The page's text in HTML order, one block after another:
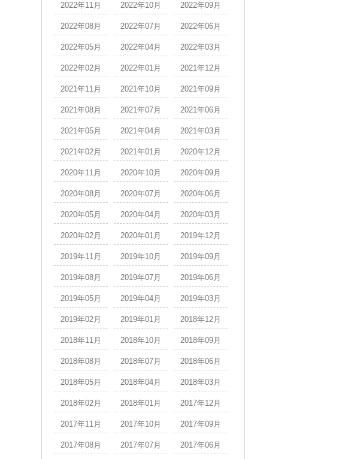
2022年11月 2022年10月 2022年09月
2022年08月 2022年07月 2022年06月
2022年05月 2022年04月 2022年03月
2022年02月 2022年01月 2021年12月
2021年11月 2021年10月 2021年09月
2021年08月 2021年07月 2021年06月
2021年05月 2021年04月 2021年03月
2021年02月 2021年01月 2020年12月
2020年11月 2020年10月 2020年09月
2020年08月 2020年07月 2020年06月
2020年05月 2020年04月 2020年03月
2020年02月 2020年01月 2019年12月
2019年11月 2019年10月 2019年09月
2019年08月 2019年07月 2019年06月
2019年05月 2019年04月 2019年03月
2019年02月 2019年01月 2018年12月
2018年11月 2018年10月 2018年09月
2018年08月 2018年07月 2018年06月
2018年05月 2018年04月 2018年03月
2018年02月 2018年01月 2017年12月
2017年11月 2017年10月 2017年09月
2017年08月 2017年07月 2017年06月